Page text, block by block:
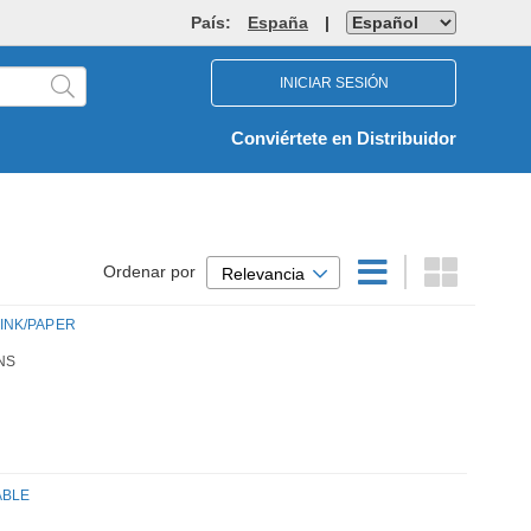
País: España |
INICIAR SESIÓN
Conviértete en Distribuidor
Ordenar por Relevancia
PAPER